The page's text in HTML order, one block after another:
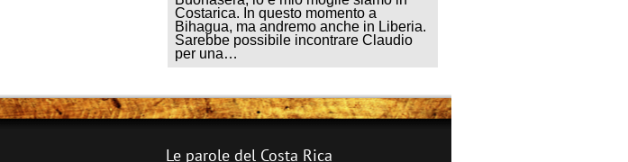
Costarica. In questo momento a
Bihagua, ma andremo anche in Liberia.
Sarebbe possibile incontrare Claudio
per una…
Le parole del Costa Rica